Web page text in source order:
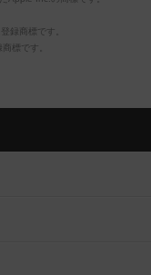
録商標です。
標です。